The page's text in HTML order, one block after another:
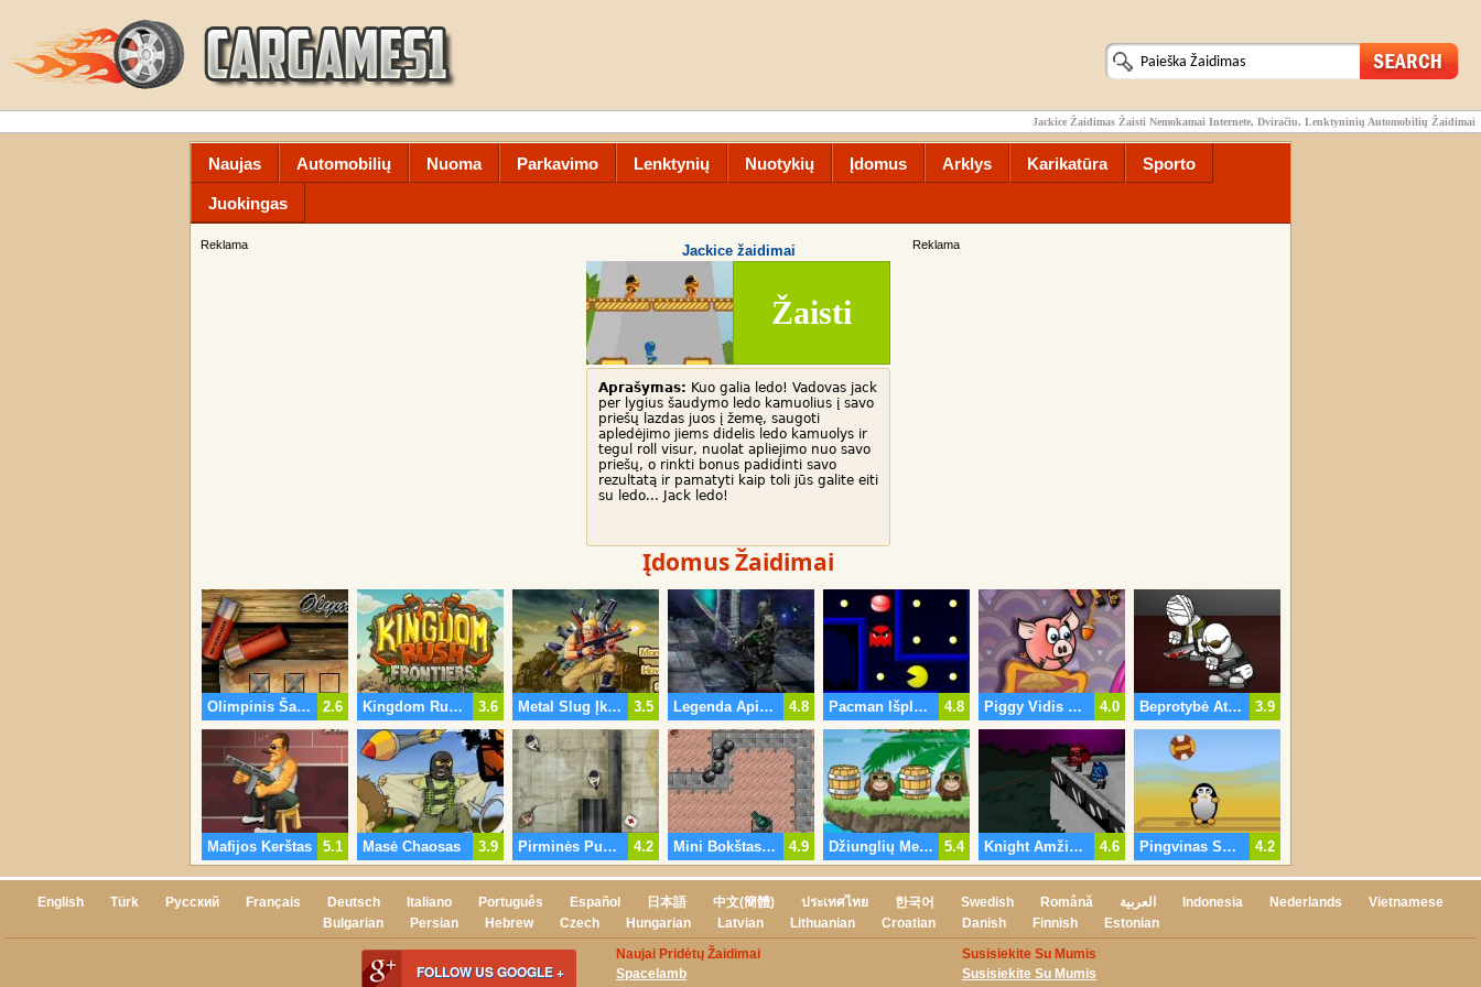
Jackice Žaidimas Žaisti Nemokamai Internete, Dviračiu, Lenktyninių Automobilių Žaidimai
Naujas Automobilių Nuoma Parkavimo Lenktynių Nuotykių Įdomus Arklys Karikatūra Sporto
Juokingas
Reklama
Reklama Jackice žaidimai
Žaisti
Aprašymas: Kuo galia ledo! Vadovas jack
per lygius šaudymo ledo kamuolius į savo
priešų lazdas juos į žemę, saugoti
apledėjimo jiems didelis ledo kamuolys ir
tegul roll visur, nuolat apliejimo nuo savo
priešų, o rinkti bonus padidinti savo
rezultatą ir pamatyti kaip toli jūs galite eiti
su ledo... Jack ledo!
Įdomus Žaidimai
2.6
Olimpinis Šaudymo Praktikos 3.6
Kingdom Rush Sienų 3.5
Metal Slug Įkaitų Gelbėjimo 4.8
Legenda Apie Tuščia 2 4.8
Pacman Išplėstinė 4.0
Piggy Vidis 3 Riešutų 3.9
Beprotybė Atsakomųjų Veiksmų
5.1
Mafijos Kerštas 3.9
Masė Chaosas 4.2
Pirminės Puolimą 4.9
Mini Bokštas Gynybos 5.4
Džiunglių Menace 2 Atostogų 4.6
Knight Amžiaus 4.2
Pingvinas Sutriuškinti
English Türk Русский Français Deutsch Italiano Português Español 日本語 中文(簡體) ประเทศไทย 한국어 Swedish Română العربية Indonesia Nederlands
Vietnamese
Bulgarian
Persian Hebrew Czech Hungarian Latvian Lithuanian Croatian Danish Finnish Estonian
FOLLOW US GOOGLE +
Naujai Pridėtų Žaidimai
Spacelamb
Susisiekite Su Mumis
Susisiekite Su Mumis